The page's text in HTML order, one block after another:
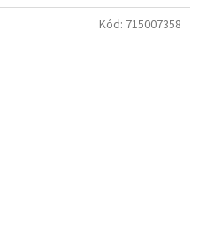
Kód: 715007358